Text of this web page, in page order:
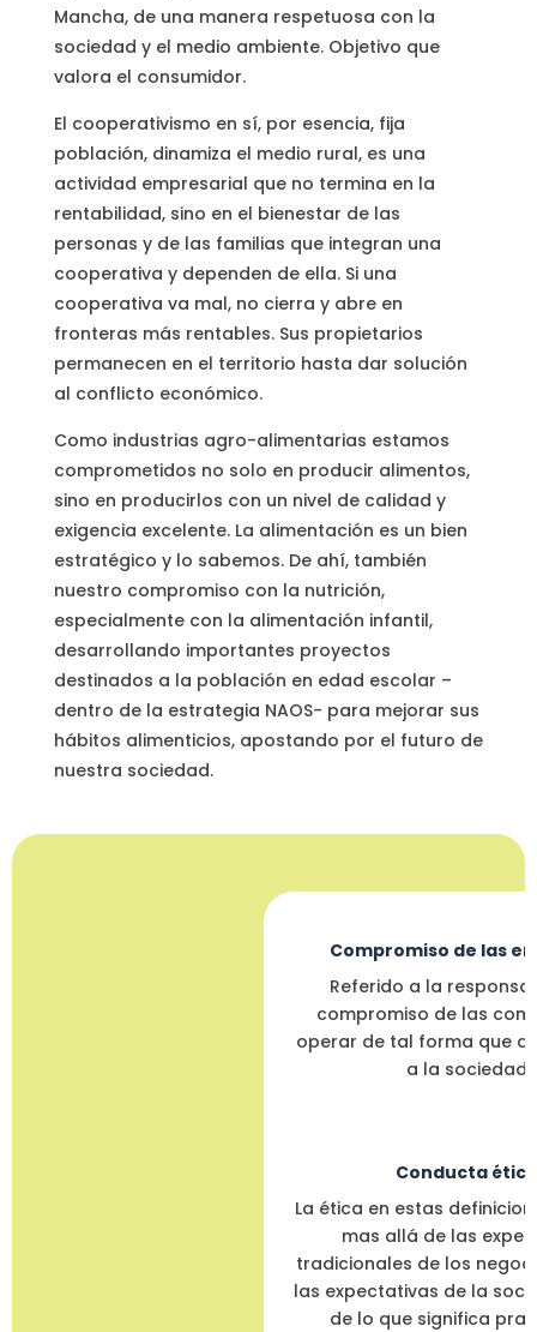
Mancha, de una manera respetuosa con la
sociedad y el medio ambiente. Objetivo que
valora el consumidor.
El cooperativismo en sí, por esencia, fija
población, dinamiza el medio rural, es una
actividad empresarial que no termina en la
rentabilidad, sino en el bienestar de las
personas y de las familias que integran una
cooperativa y dependen de ella. Si una
cooperativa va mal, no cierra y abre en
fronteras más rentables. Sus propietarios
permanecen en el territorio hasta dar solución
al conflicto económico.
Como industrias agro-alimentarias estamos
comprometidos no solo en producir alimentos,
sino en producirlos con un nivel de calidad y
exigencia excelente. La alimentación es un bien
estratégico y lo sabemos. De ahí, también
nuestro compromiso con la nutrición,
especialmente con la alimentación infantil,
desarrollando importantes proyectos
destinados a la población en edad escolar –
dentro de la estrategia NAOS- para mejorar sus
hábitos alimenticios, apostando por el futuro de
nuestra sociedad.
Compromiso de las
Referido a la
compromiso de las
operar de tal forma que
a la sociedad.
Conducta
La ética en estas
mas allá de las
tradicionales de los
las expectativas de la
de lo que significa